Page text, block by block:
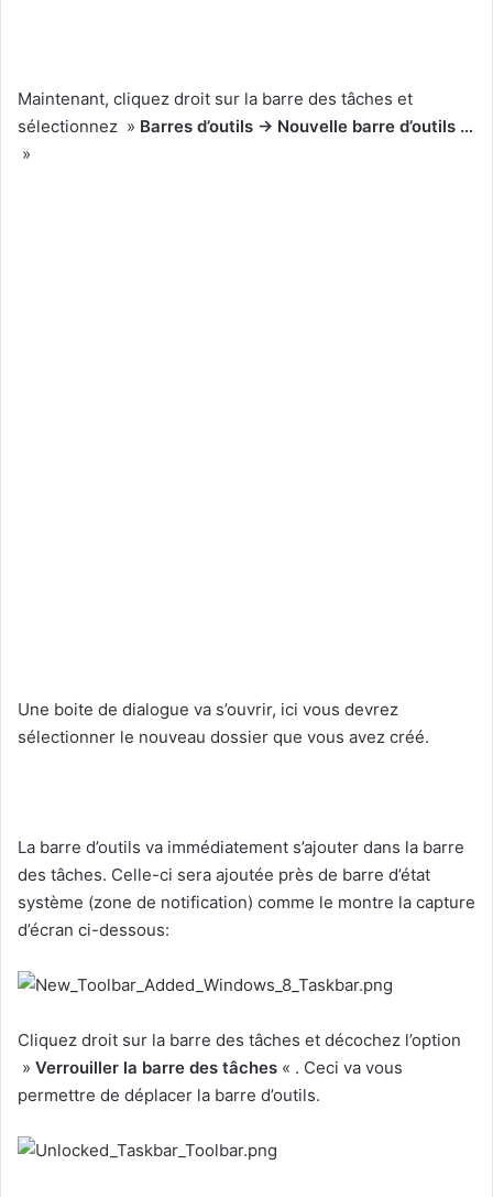
Maintenant, cliquez droit sur ​​la barre des tâches et
sélectionnez » Barres d’outils -> Nouvelle barre d’outils …
»
Une boite de dialogue va s’ouvrir, ici vous devrez
sélectionner le nouveau dossier que vous avez créé.
La barre d’outils va immédiatement s’ajouter dans la barre
des tâches. Celle-ci sera ajoutée près de barre d’état
système (zone de notification) comme le montre la capture
d’écran ci-dessous:
Cliquez droit sur ​​la barre des tâches et décochez l’option
» Verrouiller la barre des tâches « . Ceci va vous
permettre de déplacer la barre d’outils.